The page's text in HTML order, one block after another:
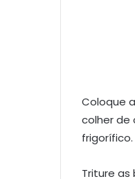
Coloque
colher de
frigorífico.
Triture as